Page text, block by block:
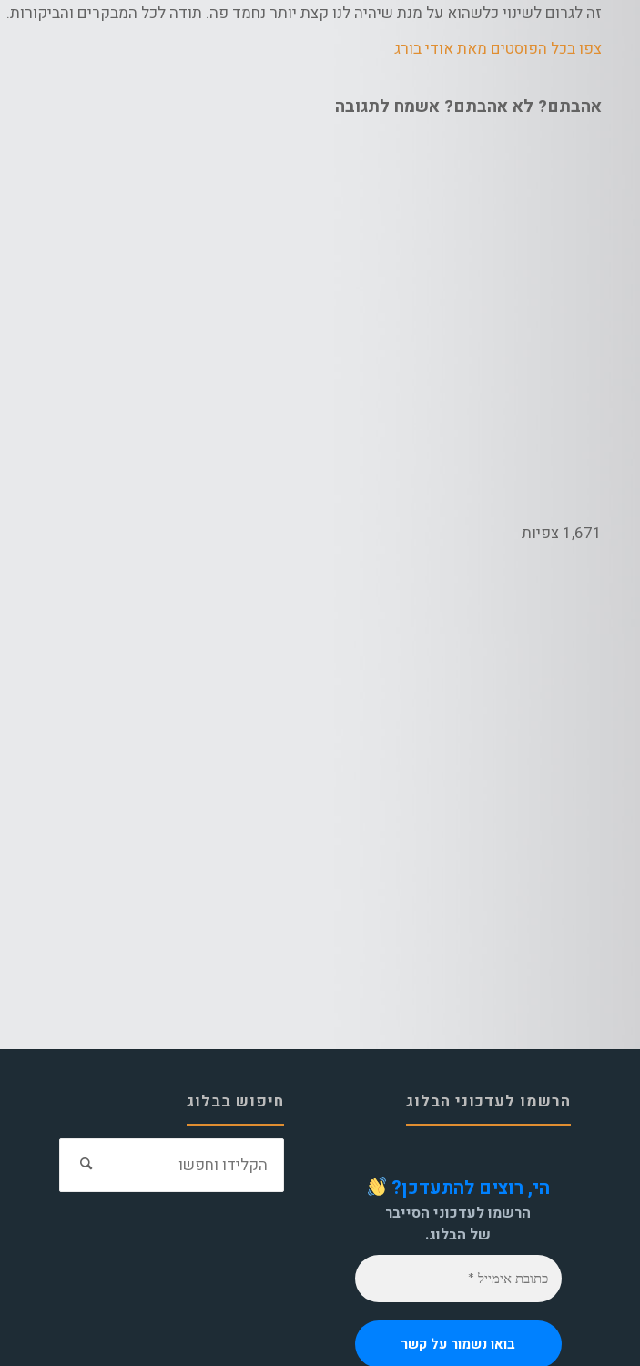
זה לגרום לשינוי כלשהוא על מנת שיהיה לנו קצת יותר נחמד פה. תודה לכל המבקרים והביקורות.
צפו בכל הפוסטים מאת אודי בורג
אהבתם? לא אהבתם? אשמח לתגובה
1,671 צפיות
הרשמו לעדכוני הבלוג
הי, רוצים להתעדכן?
הרשמו לעדכוני הסייבר
של הבלוג.
חיפוש בבלוג